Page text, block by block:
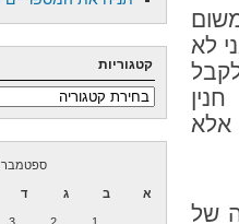
לא
אלא
של
קטגוריות
קטגוריות
ספטמבר
א ב ג ד